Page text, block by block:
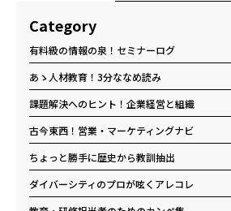
Category
有料級の情報の泉！セミナーログ
あゝ人材教育！3分ななめ読み
課題解決へのヒント！企業経営と組織
古今東西！営業・マーケティングナビ
ちょっと勝手に歴史から教訓抽出
ダイバーシティのプロが呟くアレコレ